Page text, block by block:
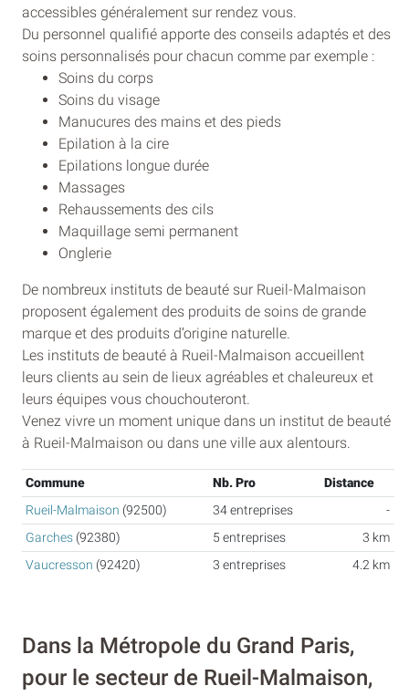
accessibles généralement sur rendez vous.
Du personnel qualifié apporte des conseils adaptés et des
soins personnalisés pour chacun comme par exemple :
Soins du corps
Soins du visage
Manucures des mains et des pieds
Epilation à la cire
Epilations longue durée
Massages
Rehaussements des cils
Maquillage semi permanent
Onglerie
De nombreux instituts de beauté sur Rueil-Malmaison
proposent également des produits de soins de grande
marque et des produits d’origine naturelle.
Les instituts de beauté à Rueil-Malmaison accueillent
leurs clients au sein de lieux agréables et chaleureux et
leurs équipes vous chouchouteront.
Venez vivre un moment unique dans un institut de beauté
à Rueil-Malmaison ou dans une ville aux alentours.
Commune Nb. Pro
Distance
Rueil-Malmaison (92500) 34 entreprises
-
Garches (92380) 5 entreprises
3 km
Vaucresson (92420) 3 entreprises 4.2 km
Dans la Métropole du Grand Paris,
pour le secteur de Rueil-Malmaison,